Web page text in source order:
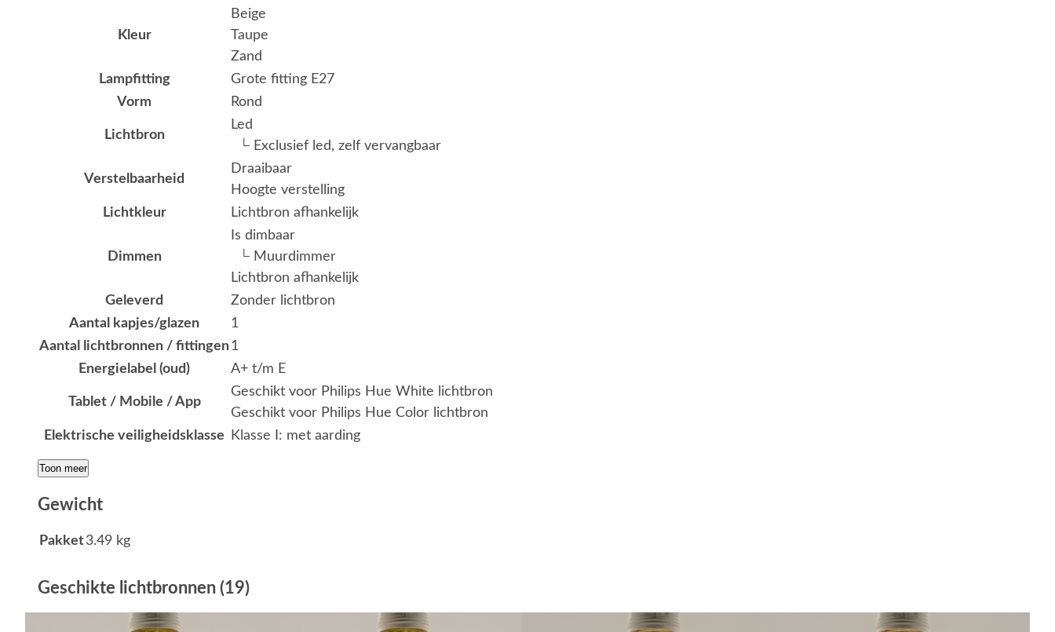
Kleur
Beige
Taupe
Zand
Lampfitting
Grote fitting E27
Vorm
Rond
Lichtbron
Led
└ Exclusief led, zelf vervangbaar
Verstelbaarheid
Draaibaar
Hoogte verstelling
Lichtkleur
Lichtbron afhankelijk
Dimmen
Is dimbaar
└ Muurdimmer
Lichtbron afhankelijk
Geleverd
Zonder lichtbron
Aantal kapjes/glazen
1
Aantal lichtbronnen / fittingen1
Energielabel (oud)
A+ t/m E
Tablet / Mobile / App
Geschikt voor Philips Hue White lichtbron
Geschikt voor Philips Hue Color lichtbron
Elektrische veiligheidsklasse
Klasse I: met aarding
Toon meer
Gewicht
Pakket3.49 kg
Geschikte lichtbronnen (19)